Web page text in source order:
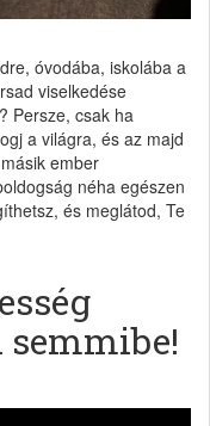
óvodába, iskolába a
viselkedése
Persze, csak ha
a világra, és az majd
ember
néha egészen
és meglátod, Te